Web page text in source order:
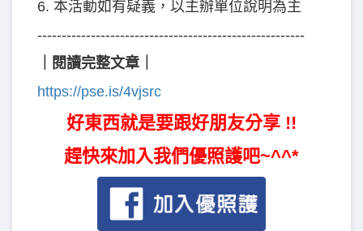
6. 本活動如有疑義，以主辦單位說明為主
-------------------------------------------------------
｜閱讀完整文章｜
https://pse.is/4vjsrc
好東西就是要跟好朋友分享 !!
趕快來加入我們優照護吧~^^*